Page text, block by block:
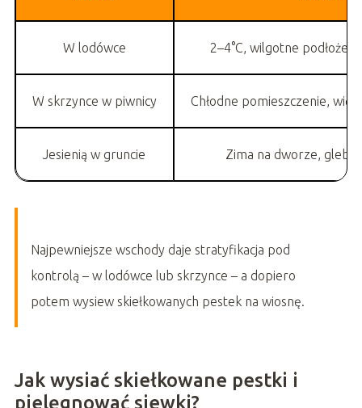
W lodówce 2–4°C, wilgotne podłoże,
W skrzynce w piwnicy Chłodne pomieszczenie,
Jesienią w gruncie Zima na dworze, gleba
Najpewniejsze wschody daje stratyfikacja pod
kontrolą – w lodówce lub skrzynce – a dopiero
potem wysiew skiełkowanych pestek na wiosnę.
Jak wysiać skiełkowane pestki i
pielęgnować siewki?